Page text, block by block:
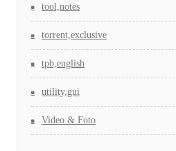
tool,notes
torrent,exclusive
tpb,english
utility,gui
Video & Foto